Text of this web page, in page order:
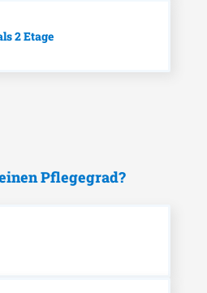
2 Etage
Pflegegrad?